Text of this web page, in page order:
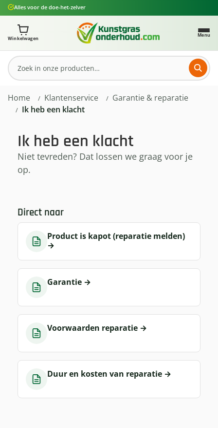
Ga naar de hoofdinhoud
Alles voor de doe-het-zelver
Je winkelwagen bevat 0 artikelen. Totaalbedrag: €
Winkelwagen
Menu
Home Klantenservice
Garantie & reparatie
Ik heb een klacht
Ik heb een klacht
Niet tevreden? Dat lossen we graag voor je
op.
Direct naar
Product is kapot (reparatie melden)
→
Garantie →
Voorwaarden reparatie →
Duur en kosten van reparatie →